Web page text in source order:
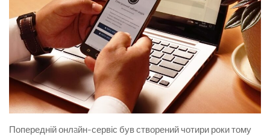
Попередній онлaйн-сервіс був створений чотири роки тому